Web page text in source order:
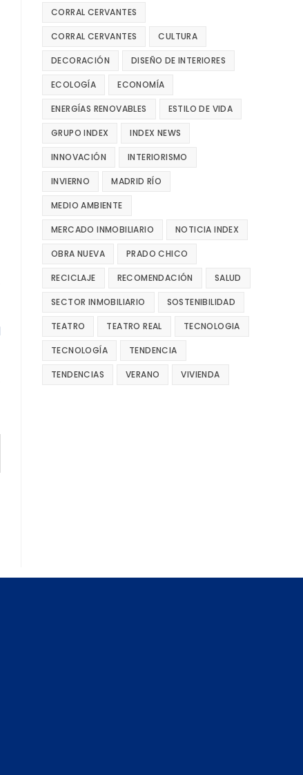
CORRAL CERVANTES
CORRAL CERVANTES CULTURA
DECORACIÓN DISEÑO DE INTERIORES
ECOLOGÍA ECONOMÍA
ENERGÍAS RENOVABLES ESTILO DE VIDA
GRUPO INDEX INDEX NEWS
INNOVACIÓN INTERIORISMO
INVIERNO MADRID RÍO
MEDIO AMBIENTE
MERCADO INMOBILIARIO NOTICIA INDEX
OBRA NUEVA PRADO CHICO
RECICLAJE RECOMENDACIÓN SALUD
SECTOR INMOBILIARIO SOSTENIBILIDAD
TEATRO TEATRO REAL TECNOLOGIA
TECNOLOGÍA TENDENCIA
TENDENCIAS VERANO VIVIENDA